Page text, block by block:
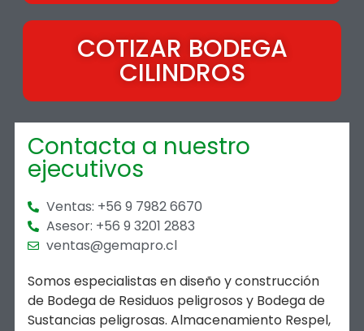
COTIZAR BODEGA
CILINDROS
Contacta a nuestro
ejecutivos
Ventas: +56 9 7982 6670
Asesor: +56 9 3201 2883
ventas@gemapro.cl
Somos especialistas en diseño y construcción
de Bodega de Residuos peligrosos y Bodega de
Sustancias peligrosas. Almacenamiento Respel,